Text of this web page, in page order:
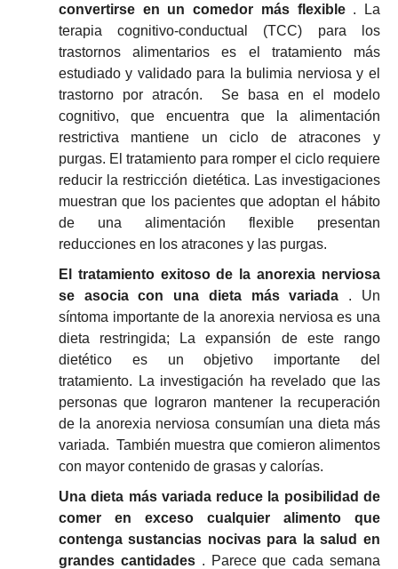
convertirse en un comedor más flexible.
La
terapia cognitivo-conductual (TCC) para los
trastornos alimentarios es el tratamiento más
estudiado y validado para la bulimia nerviosa y el
trastorno por atracón.
Se basa en el modelo
cognitivo, que encuentra que la alimentación
restrictiva mantiene un ciclo de atracones y
purgas. El tratamiento para romper el ciclo requiere
reducir la restricción dietética. Las investigaciones
muestran que los pacientes que adoptan el hábito
de una alimentación flexible presentan
reducciones en los atracones y las purgas.
El tratamiento exitoso de la anorexia nerviosa
se asocia con una dieta más variada . Un
síntoma importante de la anorexia nerviosa es una
dieta restringida;
La expansión de este rango
dietético es un objetivo importante del
tratamiento.
La investigación ha revelado que las
personas que lograron mantener la recuperación
de la anorexia nerviosa consumían una dieta más
variada. También muestra que comieron alimentos
con mayor contenido de grasas y calorías.
Una dieta más variada reduce la posibilidad de
comer en exceso cualquier alimento que
contenga sustancias nocivas para la salud en
grandes cantidades. Parece que cada semana